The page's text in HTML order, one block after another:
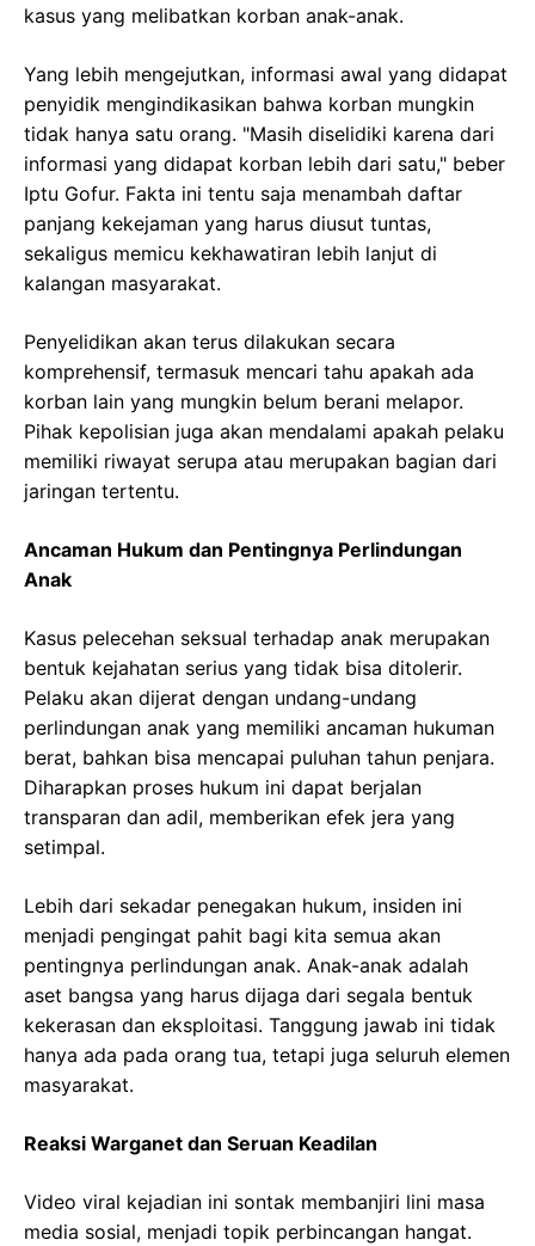
kasus yang melibatkan korban anak-anak.
Yang lebih mengejutkan, informasi awal yang didapat
penyidik mengindikasikan bahwa korban mungkin
tidak hanya satu orang. "Masih diselidiki karena dari
informasi yang didapat korban lebih dari satu," beber
Iptu Gofur. Fakta ini tentu saja menambah daftar
panjang kekejaman yang harus diusut tuntas,
sekaligus memicu kekhawatiran lebih lanjut di
kalangan masyarakat.
Penyelidikan akan terus dilakukan secara
komprehensif, termasuk mencari tahu apakah ada
korban lain yang mungkin belum berani melapor.
Pihak kepolisian juga akan mendalami apakah pelaku
memiliki riwayat serupa atau merupakan bagian dari
jaringan tertentu.
Ancaman Hukum dan Pentingnya Perlindungan
Anak
Kasus pelecehan seksual terhadap anak merupakan
bentuk kejahatan serius yang tidak bisa ditolerir.
Pelaku akan dijerat dengan undang-undang
perlindungan anak yang memiliki ancaman hukuman
berat, bahkan bisa mencapai puluhan tahun penjara.
Diharapkan proses hukum ini dapat berjalan
transparan dan adil, memberikan efek jera yang
setimpal.
Lebih dari sekadar penegakan hukum, insiden ini
menjadi pengingat pahit bagi kita semua akan
pentingnya perlindungan anak. Anak-anak adalah
aset bangsa yang harus dijaga dari segala bentuk
kekerasan dan eksploitasi. Tanggung jawab ini tidak
hanya ada pada orang tua, tetapi juga seluruh elemen
masyarakat.
Reaksi Warganet dan Seruan Keadilan
Video viral kejadian ini sontak membanjiri lini masa
media sosial, menjadi topik perbincangan hangat.